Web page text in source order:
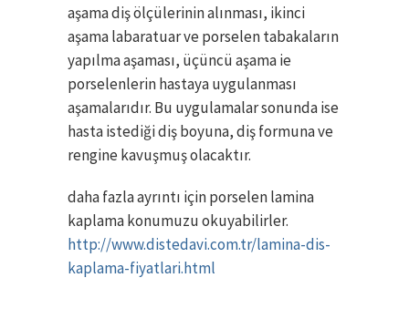
aşama diş ölçülerinin alınması, ikinci
aşama labaratuar ve porselen tabakaların
yapılma aşaması, üçüncü aşama ie
porselenlerin hastaya uygulanması
aşamalarıdır. Bu uygulamalar sonunda ise
hasta istediği diş boyuna, diş formuna ve
rengine kavuşmuş olacaktır.
daha fazla ayrıntı için porselen lamina
kaplama konumuzu okuyabilirler.
http://www.distedavi.com.tr/lamina-dis-
kaplama-fiyatlari.html